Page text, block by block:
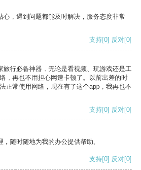
心，遇到问题都能及时解决，服务态度非常
支持[0] 反对[0]
旅行必备神器，无论是看视频、玩游戏还是工
，再也不用担心网速卡顿了。以前出差的时
正常使用网络，现在有了这个app，我再也不
支持[0] 反对[0]
随时随地为我的办公提供帮助。
支持[0] 反对[0]